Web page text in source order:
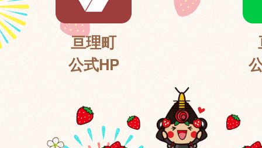
亘理町
公式HP